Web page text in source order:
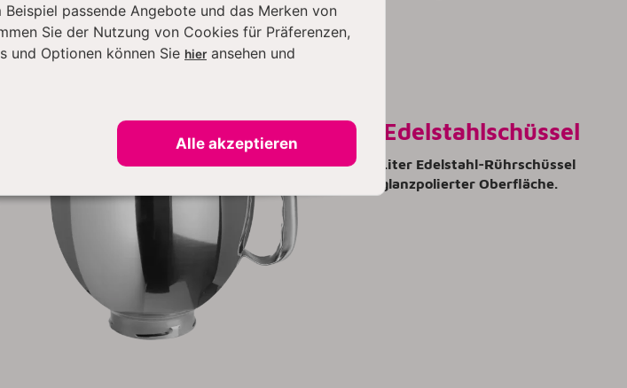
4,8 L Edelstahlschüssel
Eine 4,8 Liter Edelstahl-Rührschüssel
mit hochglanzpolierter Oberfläche.
passende Angebote und das Merken von
Sie der Nutzung von Cookies für Präferenzen,
und Optionen können Sie hier ansehen und
Alle akzeptieren